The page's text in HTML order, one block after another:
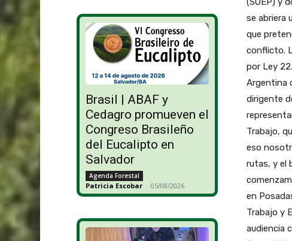
Brasil | ABAF y
Cedagro promueven el
Congreso Brasileño
del Eucalipto en
Salvador
Agenda Forestal
Patricia Escobar - 05/08/2026
se abriera
que
conflicto.
por Ley
Argentina
dirigente
Trabajo,
eso
rutas, y el
en
Trabajo y
audiencia